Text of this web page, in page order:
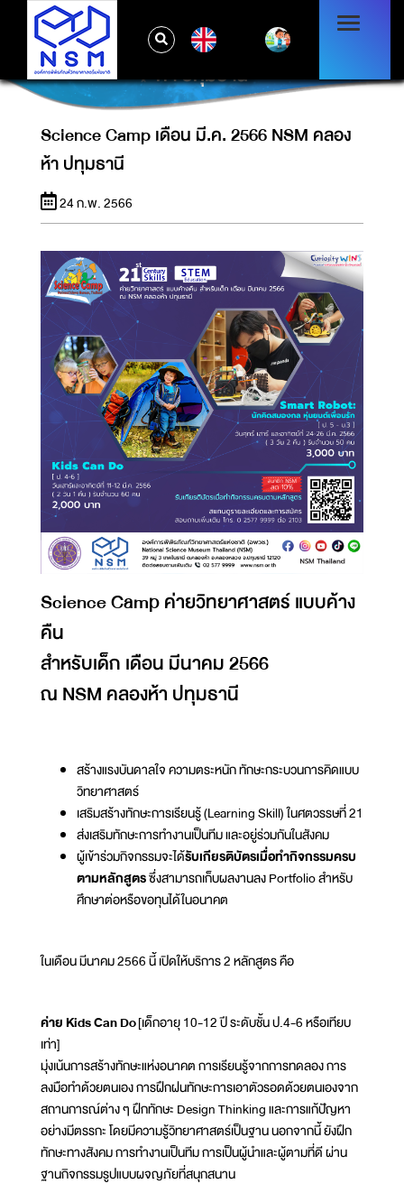
SCIENCE CAMP เดือน มี.ค. 2566 NSM คลอง
ห้า ปทุมธานี
Science Camp เดือน มี.ค. 2566 NSM คลอง
ห้า ปทุมธานี
24 ก.พ. 2566
Science Camp ค่ายวิทยาศาสตร์ แบบค้าง
คืน
สำหรับเด็ก เดือน มีนาคม 2566
ณ NSM คลองห้า ปทุมธานี
สร้างแรงบันดาลใจ ความตระหนัก ทักษะกระบวนการคิดแบบ
วิทยาศาสตร์
เสริมสร้างทักษะการเรียนรู้ (Learning Skill) ในศตวรรษที่ 21
ส่งเสริมทักษะการทำงานเป็นทีม และอยู่ร่วมกันในสังคม
ผู้เข้าร่วมกิจกรรมจะได้รับเกียรติบัตรเมื่อทำกิจกรรมครบ
ตามหลักสูตรซึ่งสามารถเก็บผลงานลง Portfolio สำหรับ
ศึกษาต่อหรือขอทุนได้ในอนาคต
ในเดือน มีนาคม 2566 นี้ เปิดให้บริการ 2 หลักสูตร คือ
ค่าย Kids Can Do[เด็กอายุ 10-12 ปี ระดับชั้น ป.4-6 หรือเทียบ
เท่า]
มุ่งเน้นการสร้างทักษะแห่งอนาคต การเรียนรู้จากการทดลอง การ
ลงมือทำด้วยตนเอง การฝึกฝนทักษะการเอาตัวรอดด้วยตนเองจาก
สถานการณ์ต่าง ๆ ฝึกทักษะ Design Thinking และการแก้ปัญหา
อย่างมีตรรกะ โดยมีความรู้วิทยาศาสตร์เป็นฐาน นอกจากนี้ ยังฝึก
ทักษะทางสังคม การทำงานเป็นทีม การเป็นผู้นำและผู้ตามที่ดี ผ่าน
ฐานกิจกรรมรูปแบบผจญภัยที่สนุกสนาน